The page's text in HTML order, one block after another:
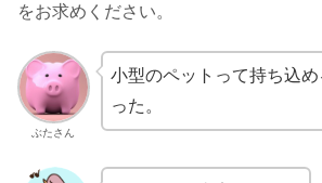
をお求めください。
ぶたさん
小型のペットって持ち込
った。